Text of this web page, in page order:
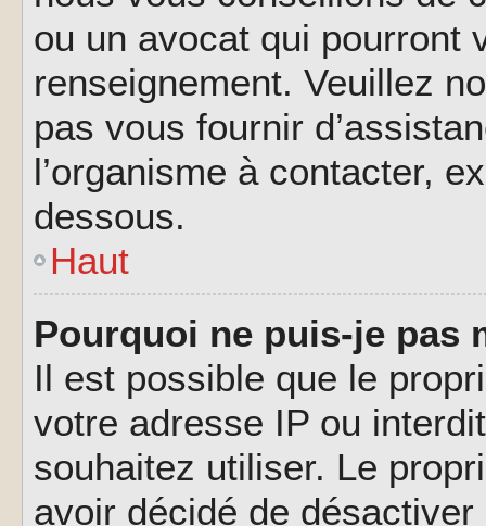
ou un avocat qui pourront
renseignement. Veuillez
pas vous fournir
l’organisme à contacter,
dessous.
Haut
Pourquoi ne puis-je pas
Il est possible que le
votre adresse IP ou
souhaitez utiliser. Le
avoir décidé de